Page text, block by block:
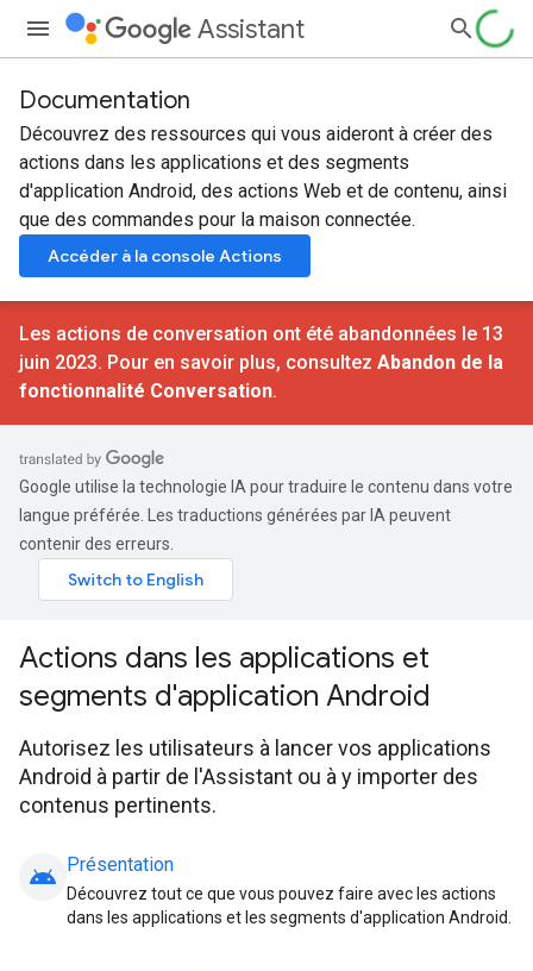
Assistant
Documentation
Découvrez des ressources qui vous aideront à créer des
actions dans les applications et des segments
d'application Android, des actions Web et de contenu, ainsi
que des commandes pour la maison connectée.
Accéder à la console Actions
Les actions de conversation ont été abandonnées le 13
juin 2023. Pour en savoir plus, consultez Abandon de la
fonctionnalité Conversation.
Google utilise la technologie IA pour traduire le contenu dans votre
langue préférée. Les traductions générées par IA peuvent
contenir des erreurs.
Actions dans les applications et
segments d'application Android
Autorisez les utilisateurs à lancer vos applications
Android à partir de l'Assistant ou à y importer des
contenus pertinents.
android Présentation
Découvrez tout ce que vous pouvez faire avec les actions
dans les applications et les segments d'application Android.